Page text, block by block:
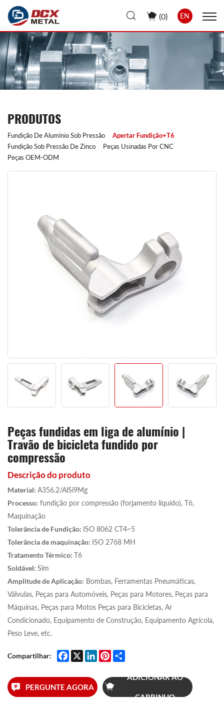
(0) EN
PRODUTOS
Fundição De Alumínio Sob Pressão
Apertar Fundição+T6
Fundição Sob Pressão De Zinco
Peças Usinadas Por CNC
Peças OEM-ODM
Peças fundidas em liga de alumínio |
Travão de bicicleta fundido por
compressão
Descrição do produto
Material: A356.2/AlSi9Mg
Processo: fundição por compressão (forjamento líquido), T6,
Maquinação
Tolerância de Fundição: ISO 8062 CT4~5
Tolerância de maquinação: ISO 2768 MH
Tratamento Térmico: T6
Soldável: Sim
Amplitude de Aplicação: Bombas, Ferramentas Pneumáticas,
Válvulas, Peças para Automóveis, Peças para Motores, Peças para
Máquinas, Peças para Motos Peças para Bicicletas, Ar
Condicionado, Equipamento de Construção, Equipamento Agrícola,
Peso Leve, etc.
Compartilhar: Facebook
X LinkedInPinterest
PERGUNTE AGORA
ADICIONAR AO
CARRINHO